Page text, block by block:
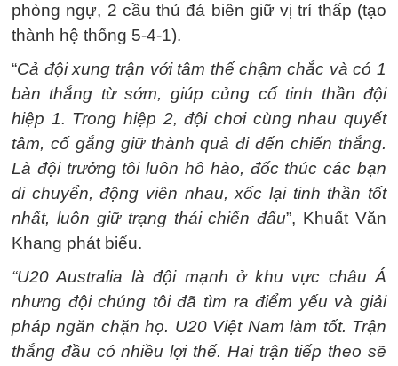
phòng ngự, 2 cầu thủ đá biên giữ vị trí thấp (tạo
thành hệ thống 5-4-1).
“Cả đội xung trận với tâm thế chậm chắc và có 1
bàn thắng từ sớm, giúp củng cố tinh thần đội
hiệp 1. Trong hiệp 2, đội chơi cùng nhau quyết
tâm, cố gắng giữ thành quả đi đến chiến thắng.
Là đội trưởng tôi luôn hô hào, đốc thúc các bạn
di chuyển, động viên nhau, xốc lại tinh thần tốt
nhất, luôn giữ trạng thái chiến đấu”, Khuất Văn
Khang phát biểu.
“U20 Australia là đội mạnh ở khu vực châu Á
nhưng đội chúng tôi đã tìm ra điểm yếu và giải
pháp ngăn chặn họ. U20 Việt Nam làm tốt. Trận
thắng đầu có nhiều lợi thế. Hai trận tiếp theo sẽ